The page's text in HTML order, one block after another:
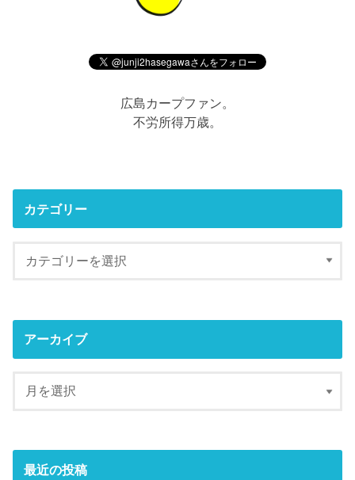
広島カープファン。
不労所得万歳。
カテゴリー
アーカイブ
最近の投稿